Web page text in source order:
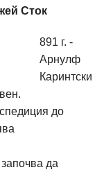
Сток
891 г. -
Арнулф
Каринтски
до
започва да